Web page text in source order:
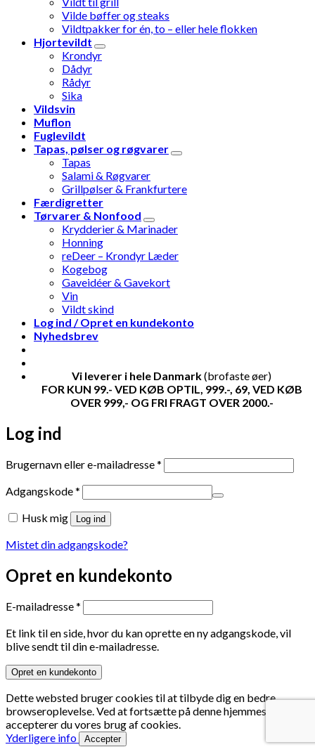
Vilde bøffer og steaks
Vildtpakker for én, to – eller hele flokken
Hjortevildt
Krondyr
Dådyr
Rådyr
Sika
Vildsvin
Muflon
Fuglevildt
Tapas, pølser og røgvarer
Tapas
Salami & Røgvarer
Grillpølser & Frankfurtere
Færdigretter
Tørvarer & Nonfood
Krydderier & Marinader
Honning
reDeer – Krondyr Læder
Kogebog
Gaveidéer & Gavekort
Vin
Vildt skind
Log ind / Opret en kundekonto
Nyhedsbrev
Vi leverer i hele Danmark(brofaste øer)
FOR KUN 99.- VED KØB OPTIL, 999.-, 69, VED KØB
OVER 999,- OG FRI FRAGT OVER 2000.-
Log ind
Brugernavn eller e-mailadresse* Påkrævet
Adgangskode* Påkrævet
Husk mig Log ind
Mistet din adgangskode?
Opret en kundekonto
E-mailadresse* Påkrævet
Et link til en side, hvor du kan oprette en ny adgangskode, vil
blive sendt til din e-mailadresse.
Opret en kundekonto
Dette websted bruger cookies til at tilbyde dig en bedre
browseroplevelse. Ved at fortsætte på denne hjemmeside
accepterer du vores brug af cookies.
Yderligere info
Accepter